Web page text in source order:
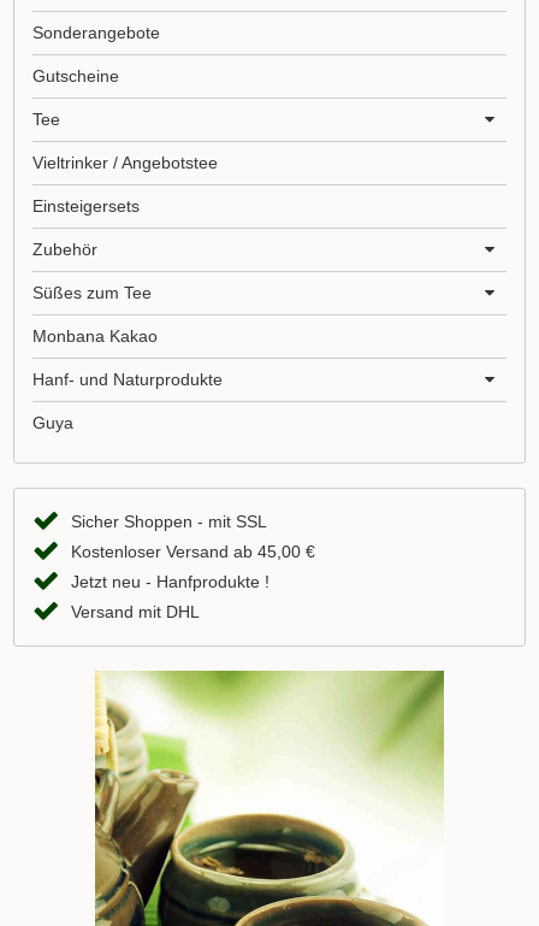
Sonderangebote
Gutscheine
Tee
Vieltrinker / Angebotstee
Einsteigersets
Zubehör
Süßes zum Tee
Monbana Kakao
Hanf- und Naturprodukte
Guya
Sicher Shoppen - mit SSL
Kostenloser Versand ab 45,00 €
Jetzt neu - Hanfprodukte !
Versand mit DHL